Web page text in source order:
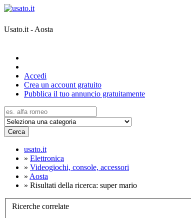
Usato.it - Aosta
Accedi
Crea un account gratuito
Pubblica il tuo annuncio gratuitamente
Cerca
usato.it
» Elettronica
» Videogiochi, console, accessori
» Aosta
» Risultati della ricerca: super mario
Ricerche correlate